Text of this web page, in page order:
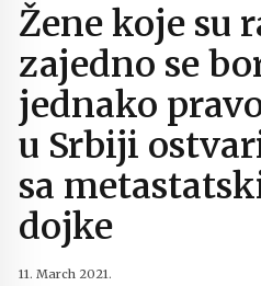
Žene koje su
zajedno se
jednako
u Srbiji
sa
dojke
11. March 2021.